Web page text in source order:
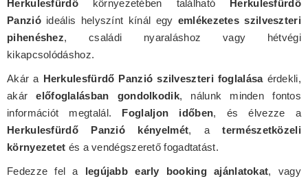
Herkulesfürdőkörnyezetében található Herkulesfürdő
Panzióideális helyszínt kínál egy emlékezetes szilveszteri
pihenéshez, családi nyaraláshoz vagy hétvégi
kikapcsolódáshoz.
Akár a Herkulesfürdő Panzió szilveszteri foglalásaérdekli,
akárelőfoglalásban gondolkodik, nálunk minden fontos
információt megtalál. Foglaljon időben, és élvezze a
Herkulesfürdő Panzió kényelmét, atermészetközeli
környezetet és a vendégszerető fogadtatást.
Fedezze fel a legújabb early booking ajánlatokat, vagy